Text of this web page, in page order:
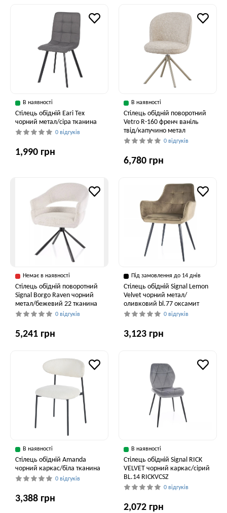
В наявності
Стілець обідній Eari Tex
чорний метал/сіра тканина
0 відгуків
1,990 грн
В наявності
Стілець обідній поворотний
Vetro R-160 френч ваніль
твід/капучино метал
0 відгуків
6,780 грн
Немає в наявності
Стілець обідній поворотний
Signal Borgo Raven чорний
метал/бежевий 22 тканина
0 відгуків
5,241 грн
Під замовлення до 14 днів
Стілець обідній Signal Lemon
Velvet чорний метал/
оливковий bl.77 оксамит
0 відгуків
3,123 грн
В наявності
Стілець обідній Amanda
чорний каркас/біла тканина
0 відгуків
3,388 грн
В наявності
Стілець обідній Signal RICK
VELVET чорний каркас/сірий
BL.14 RICKVCSZ
0 відгуків
2,072 грн